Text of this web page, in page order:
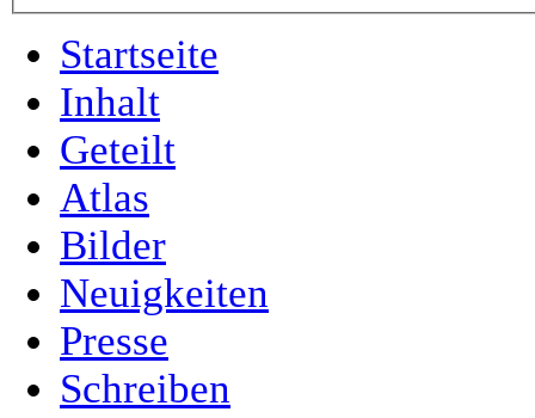
Startseite
Inhalt
Geteilt
Atlas
Bilder
Neuigkeiten
Presse
Schreiben